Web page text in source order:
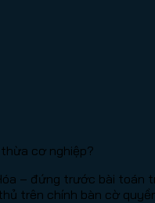
cơ nghiệp?
– đứng trước bài toán
trên chính bàn cờ